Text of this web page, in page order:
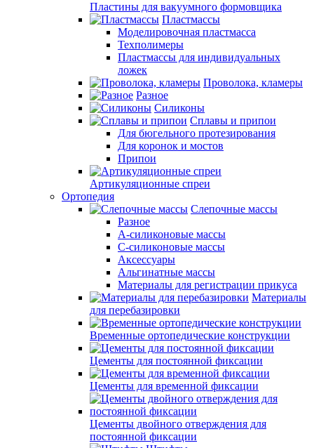
Пластины для вакуумного формовщика
Пластмассы
Моделировочная пластмасса
Техполимеры
Пластмассы для индивидуальных
ложек
Проволока, кламеры
Разное
Силиконы
Сплавы и припои
Для бюгельного протезирования
Для коронок и мостов
Припои
Артикуляционные спреи
Ортопедия
Слепочные массы
Разное
А-силиконовые массы
С-силиконовые массы
Аксессуары
Альгинатные массы
Материалы для регистрации прикуса
Материалы
для перебазировки
Временные ортопедические конструкции
Цементы для постоянной фиксации
Цементы для временной фиксации
Цементы двойного отверждения для
постоянной фиксации